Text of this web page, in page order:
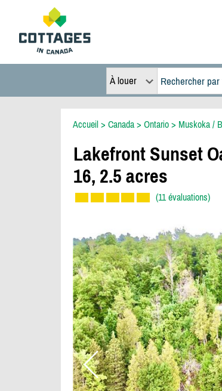
À louer
Accueil > Canada > Ontario > Muskoka /
Lakefront Sunset
16, 2.5 acres
(11 évaluations)